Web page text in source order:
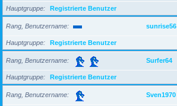
Hauptgruppe Registrierte Benutzer
Rang, Benutzername sunrise56
Hauptgruppe Registrierte Benutzer
Rang, Benutzername Surfer64
Hauptgruppe Registrierte Benutzer
Rang, Benutzername Sven1970